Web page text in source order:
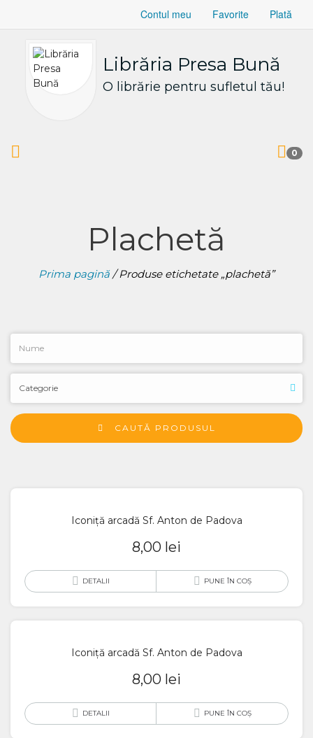
Contul meu Favorite Plată
Librăria Presa Bună
O librărie pentru sufletul tău!
0
Plachetă
Prima pagină / Produse etichetate „plachetă”
CAUTĂ PRODUSUL
Iconiță arcadă Sf. Anton de Padova
8,00 lei
DETALII PUNE ÎN COȘ
Iconiță arcadă Sf. Anton de Padova
8,00 lei
DETALII PUNE ÎN COȘ